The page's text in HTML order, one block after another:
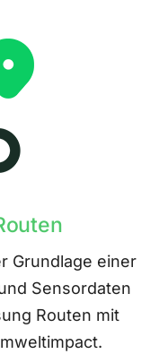
Grundlage einer
Sensordaten
Routen mit